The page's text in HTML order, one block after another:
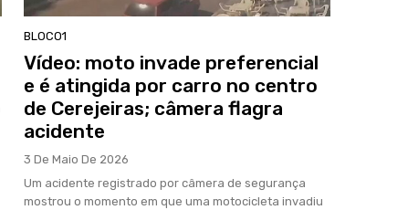
BLOCO1
Vídeo: moto invade preferencial
e é atingida por carro no centro
de Cerejeiras; câmera flagra
acidente
3 De Maio De 2026
Um acidente registrado por câmera de segurança
mostrou o momento em que uma motocicleta invadiu